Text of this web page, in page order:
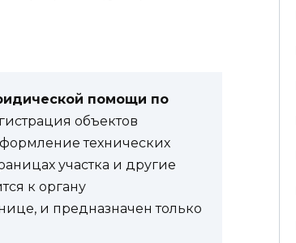
помощи по
объектов
технических
участка и другие
к органу
и предназначен только